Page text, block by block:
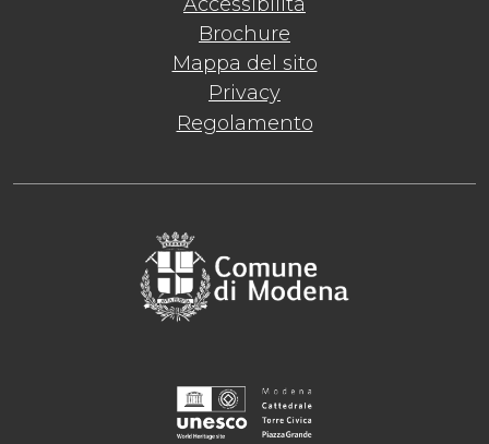
Brochure
Mappa del sito
Privacy
Regolamento